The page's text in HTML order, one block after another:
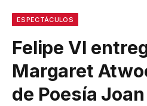
ESPECTÁCULOS
Felipe VI
Margaret
de Poesía